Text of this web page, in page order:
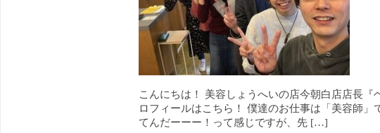
こんにちは！ 美容しょうへいの店今朝白店店長
ロフィールはこちら！ 僕達のお仕事は「美容師
てんだーーー！って感じですが、先 […]